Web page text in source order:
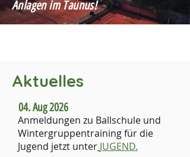
Anlagen im Taunus!
Aktuelles
04. Aug 2026
Anmeldungen zu Ballschule und
Wintergruppentraining für die
Jugend jetzt unter JUGEND.